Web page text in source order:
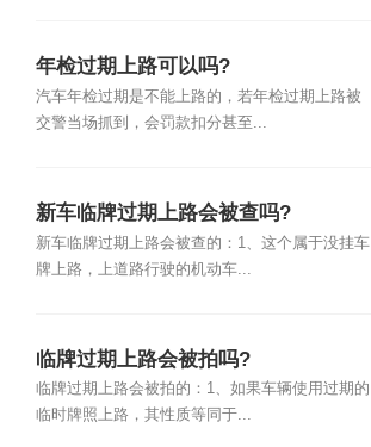
年检过期上路可以吗?
汽车年检过期是不能上路的，若年检过期上路被
交警当场抓到，会罚款扣分甚至...
新车临牌过期上路会被查吗?
新车临牌过期上路会被查的：1、这个属于没挂车
牌上路，上道路行驶的机动车...
临牌过期上路会被拍吗?
临牌过期上路会被拍的：1、如果车辆使用过期的
临时牌照上路，其性质等同于...